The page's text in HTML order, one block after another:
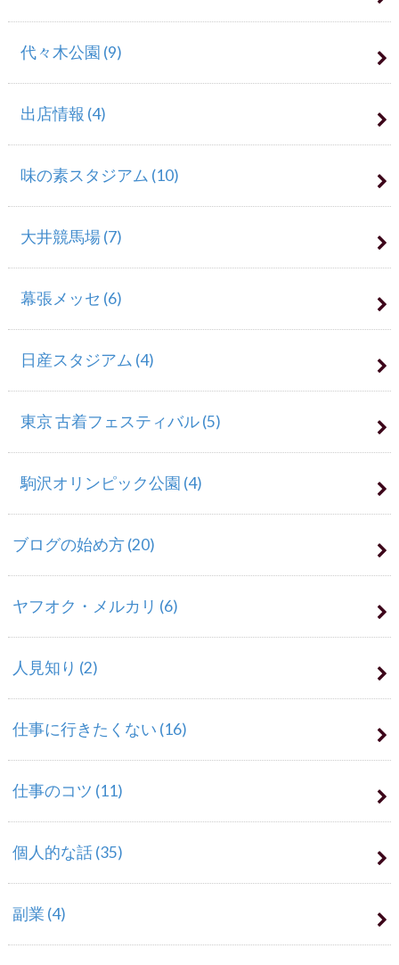
代々木公園 (9)
出店情報 (4)
味の素スタジアム (10)
大井競馬場(7)
幕張メッセ (6)
日産スタジアム (4)
東京 古着フェスティバル(5)
駒沢オリンピック公園 (4)
ブログの始め方(20)
ヤフオク・メルカリ (6)
人見知り (2)
仕事に行きたくない (16)
仕事のコツ (11)
個人的な話(35)
副業 (4)